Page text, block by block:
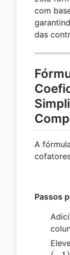
com
das
A
Passos